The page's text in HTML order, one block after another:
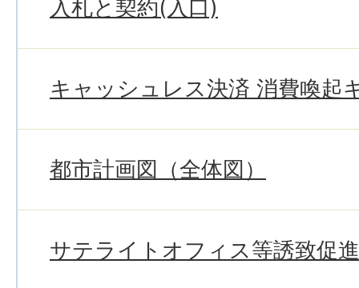
入札と契約(入口)
キャッシュレス決済 消費喚起
都市計画図（全体図）
サテライトオフィス等誘致促